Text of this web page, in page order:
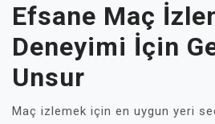
Efsane Maç
Deneyimi İçin
Unsur
Maç izlemek için en uygun yeri